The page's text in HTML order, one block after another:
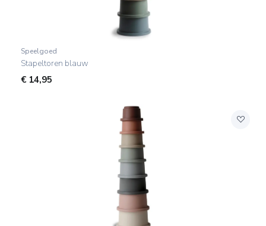
Speelgoed
Stapeltoren blauw
€ 14,95